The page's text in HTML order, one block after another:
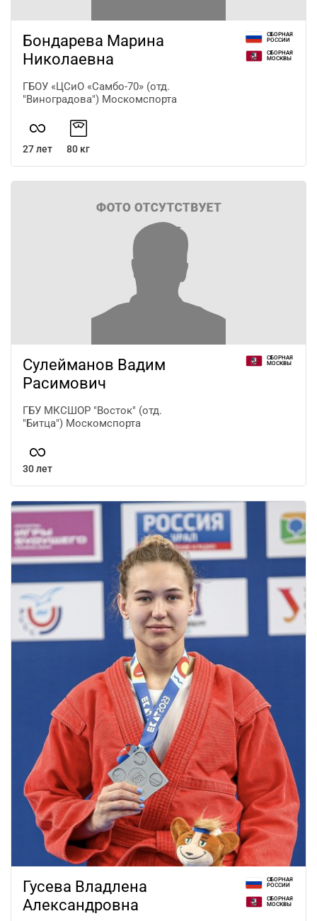
Бондарева Марина
Николаевна
ГБОУ «ЦСиО «Самбо-70» (отд.
"Виноградова") Москомспорта
СБОРНАЯ
РОССИИ
СБОРНАЯ
МОСКВЫ
27 лет 80 кг
Сулейманов Вадим
Расимович
ГБУ МКСШОР "Восток" (отд.
"Битца") Москомспорта
СБОРНАЯ
МОСКВЫ
30 лет
Гусева Владлена
Александровна
СБОРНАЯ
РОССИИ
СБОРНАЯ
МОСКВЫ